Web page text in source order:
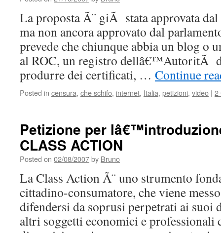
La proposta Ã¨ giÃ stata approvata
ma non ancora approvato dal
prevede che chiunque abbia un blog o
al ROC, un registro dellâ€™AutoritÃ
produrre dei certificati, … Continue
Posted in censura, che schifo, internet, Italia, petizioni, video | 2
Petizione per
CLASS ACTION
Posted on 02/08/2007by Bruno
La Class Action Ã¨ uno strumento
cittadino-consumatore, che viene
difendersi da soprusi perpetrati ai suoi
altri soggetti economici e professionali